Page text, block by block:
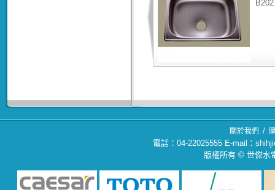
關於我們 /
電話：04-22025555 E-mail：
版權所有 © 世傑水